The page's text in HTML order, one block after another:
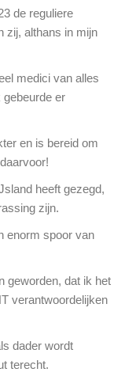
de reguliere
zij, althans in mijn
medici van alles
gebeurde er
en is bereid om
heeft gezegd,
zijn.
enorm spoor van
geworden, dat ik het
verantwoordelijken
dader wordt
terecht.